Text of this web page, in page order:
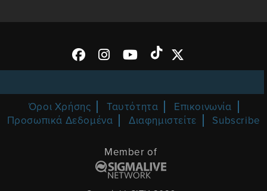
Όροι Χρήσης Ταυτότητα
Επικοινωνία
Προσωπικά Δεδομένα
Διαφημιστείτε Subscribe
Member of